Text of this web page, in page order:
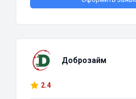
Доброзайм
2.4